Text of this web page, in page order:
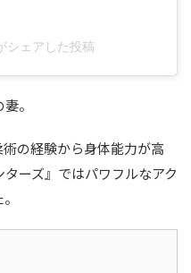
がシェアした投稿
。
の経験から身体能力が高
ーズ』ではパワフルなアク